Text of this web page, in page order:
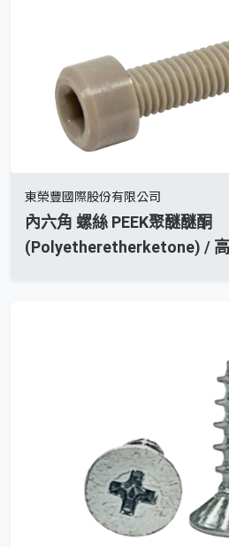
東榮豐國際股份有限公司
內六角 螺絲 PEEK聚醚醚酮
(Polyetheretherketone) /